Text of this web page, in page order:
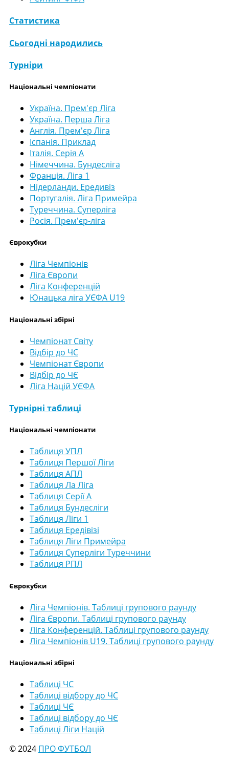
Статистика
Сьогодні народились
Турніри
Національні чемпіонати
Україна. Прем'єр Ліга
Україна. Перша Ліга
Англія. Прем'єр Ліга
Іспанія. Приклад
Італія. Серія А
Німеччина. Бундесліга
Франція. Ліга 1
Нідерланди. Ередивіз
Португалія. Ліга Примейра
Туреччина. Суперліга
Росія. Прем'єр-ліга
Єврокубки
Ліга Чемпіонів
Ліга Європи
Ліга Конференцій
Юнацька ліга УЄФА U19
Національні збірні
Чемпіонат Світу
Відбір до ЧС
Чемпіонат Європи
Відбір до ЧЄ
Ліга Націй УЄФА
Турнірні таблиці
Національні чемпіонати
Таблиця УПЛ
Таблиця Першої Ліги
Таблиця АПЛ
Таблиця Ла Ліга
Таблиця Серії А
Таблиця Бундесліги
Таблиця Ліги 1
Таблиця Ередівізі
Таблиця Ліги Примейра
Таблиця Суперліги Туреччини
Таблиця РПЛ
Єврокубки
Ліга Чемпіонів. Таблиці групового раунду
Ліга Європи. Таблиці групового раунду
Ліга Конференцій. Таблиці групового раунду
Ліга Чемпіонів U19. Таблиці групового раунду
Національні збірні
Таблиці ЧС
Таблиці відбору до ЧС
Таблиці ЧЄ
Таблиці відбору до ЧЄ
Таблиці Ліги Націй
© 2024 ПРО ФУТБОЛ